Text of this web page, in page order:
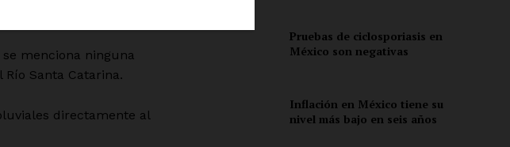
Sitio
Propietaria / Financiación
e invasiones.
menciona ninguna
Santa Catarina.
directamente al
Pruebas de ciclosporiasis en
México son negativas
Inflación en México tiene su
nivel más bajo en seis años